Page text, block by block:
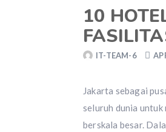
10
IT-TEAM-6
Jakarta sebagai
seluruh dunia
berskala besar.